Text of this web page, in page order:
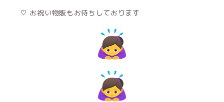
♡ お祝い物販もお待ちしております